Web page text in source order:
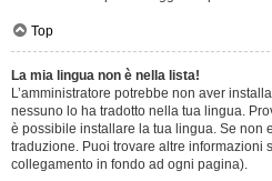
Top
La mia lingua non è nella lista!
L’amministratore potrebbe non aver
nessuno lo ha tradotto nella tua lingua.
è possibile installare la tua lingua. Se non
traduzione. Puoi trovare altre informazioni
collegamento in fondo ad ogni pagina).